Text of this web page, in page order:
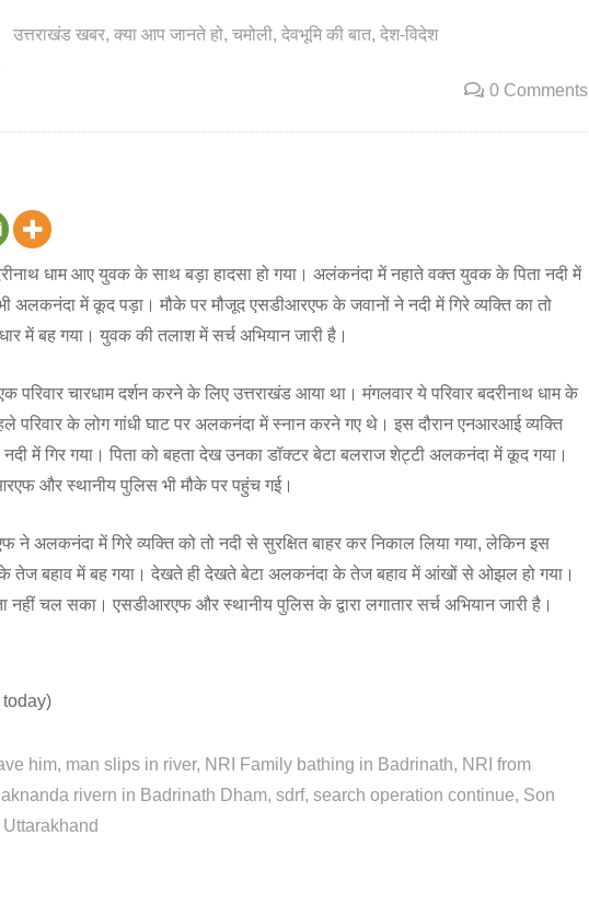
उत्तराखंड खबर क्या आप जानते हो चमोली देवभूमि की बात देश-विदेश
0 Comments
धाम आए युवक के साथ बड़ा हादसा हो गया। अलंकनंदा में नहाते वक्त युवक के पिता नदी में
अलकनंदा में कूद पड़ा। मौके पर मौजूद एसडीआरएफ के जवानों ने नदी में गिरे व्यक्ति का तो
में बह गया। युवक की तलाश में सर्च अभियान जारी है।
परिवार चारधाम दर्शन करने के लिए उत्तराखंड आया था। मंगलवार ये परिवार बदरीनाथ धाम के
परिवार के लोग गांधी घाट पर अलकनंदा में स्नान करने गए थे। इस दौरान एनआरआई व्यक्ति
में गिर गया। पिता को बहता देख उनका डॉक्टर बेटा बलराज शेट्टी अलकनंदा में कूद गया।
और स्थानीय पुलिस भी मौके पर पहुंच गई।
अलकनंदा में गिरे व्यक्ति को तो नदी से सुरक्षित बाहर कर निकाल लिया गया, लेकिन इस
के तेज बहाव में बह गया। देखते ही देखते बेटा अलकनंदा के तेज बहाव में आंखों से ओझल हो गया।
नहीं चल सका। एसडीआरएफ और स्थानीय पुलिस के द्वारा लगातार सर्च अभियान जारी है।
him man slips in river NRI Family bathing in Badrinath
NRI from
rivern in Badrinath Dham sdrf search operation continue Son
Uttarakhand